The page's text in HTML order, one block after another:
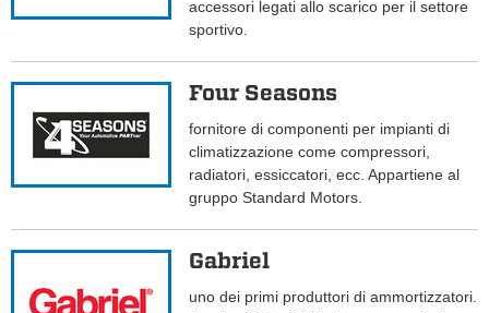
accessori legati allo scarico per il settore
sportivo.
Four Seasons
fornitore di componenti per impianti di
climatizzazione come compressori,
radiatori, essiccatori, ecc. Appartiene al
gruppo Standard Motors.
Gabriel
uno dei primi produttori di ammortizzatori.